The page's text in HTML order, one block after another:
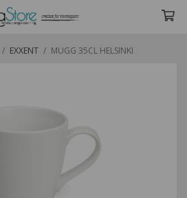
/ EXXENT / MUGG 35CL HELSINKI